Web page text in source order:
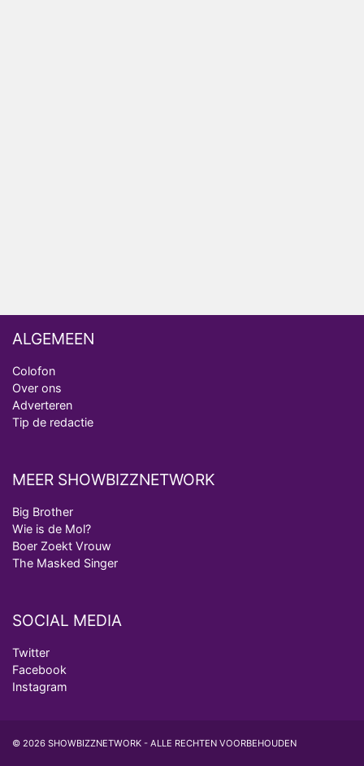
ALGEMEEN
Colofon
Over ons
Adverteren
Tip de redactie
MEER SHOWBIZZNETWORK
Big Brother
Wie is de Mol?
Boer Zoekt Vrouw
The Masked Singer
SOCIAL MEDIA
Twitter
Facebook
Instagram
© 2026 SHOWBIZZNETWORK - ALLE RECHTEN VOORBEHOUDEN